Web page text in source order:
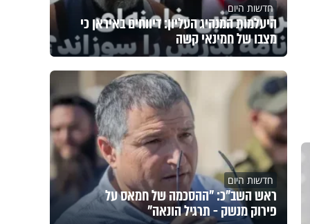
חדשות היום
היעלמות המנהיג העליון: דיווחים באיראן כי
מצבו של חמינאי קשה
חדשות היום
ראש השב"כ: "ההסכמה של חמאס על
פירוק מנשק - תרגיל הונאה"